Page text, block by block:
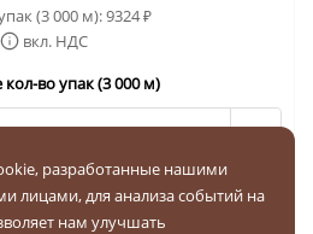
(3 000 м):9324₽
вкл. НДС
во упак (3 000 м)
+
за9324 ₽
разработанные нашими
лицами, для анализа событий на
нам улучшать